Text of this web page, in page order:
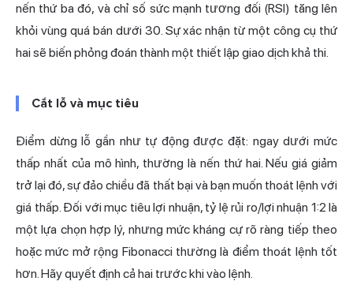
nến thứ ba đó, và chỉ số sức mạnh tương đối (RSI) tăng lên
khỏi vùng quá bán dưới 30. Sự xác nhận từ một công cụ thứ
hai sẽ biến phỏng đoán thành một thiết lập giao dịch khả thi.
Cắt lỗ và mục tiêu
Điểm dừng lỗ gần như tự động được đặt: ngay dưới mức
thấp nhất của mô hình, thường là nến thứ hai. Nếu giá giảm
trở lại đó, sự đảo chiều đã thất bại và bạn muốn thoát lệnh với
giá thấp. Đối với mục tiêu lợi nhuận, tỷ lệ rủi ro/lợi nhuận 1:2 là
một lựa chọn hợp lý, nhưng mức kháng cự rõ ràng tiếp theo
hoặc mức mở rộng Fibonacci thường là điểm thoát lệnh tốt
hơn. Hãy quyết định cả hai trước khi vào lệnh.